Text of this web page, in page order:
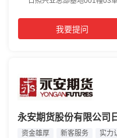
我要提问
永安期货股份有限公司
资金雄厚 新客服务
实力